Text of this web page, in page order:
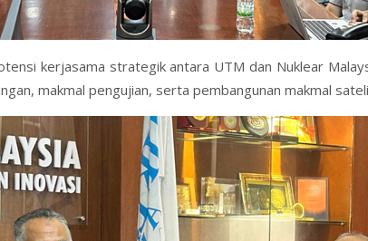
kerjasama strategik antara UTM dan Nuklear
makmal pengujian, serta pembangunan makmal